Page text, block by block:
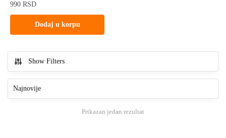
990 RSD
Dodaj u korpu
Show Filters
Prikazan jedan rezultat